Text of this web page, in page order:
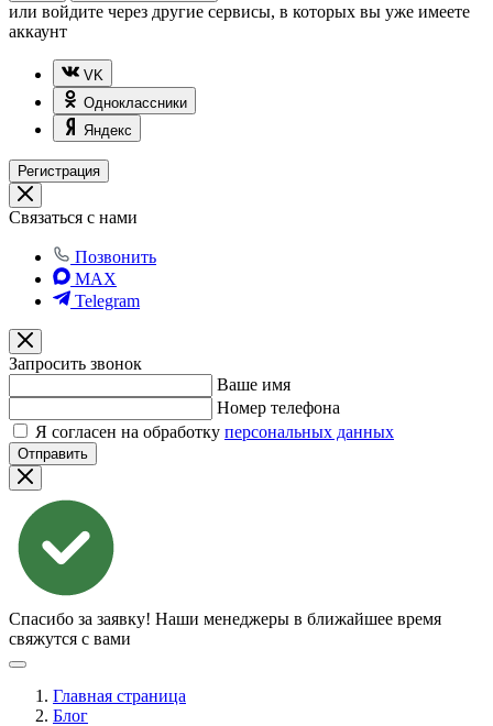
или войдите через другие сервисы, в которых вы уже имеете
аккаунт
VK
Одноклассники
Яндекс
Регистрация
Связаться с нами
Позвонить
MAX
Telegram
Запросить звонок
Ваше имя
Номер телефона
Я согласен на обработку персональных данных
Отправить
Спасибо за заявку! Наши менеджеры в ближайшее время
свяжутся с вами
Главная страница
Блог